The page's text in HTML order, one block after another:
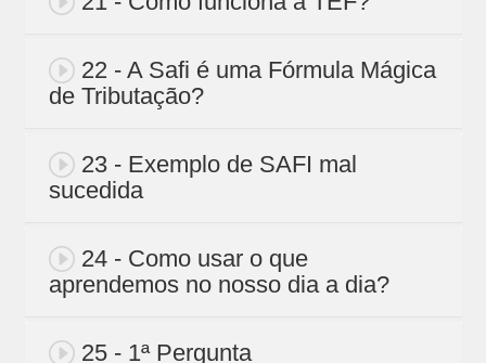
22 - A Safi é uma Fórmula Mágica
de Tributação?
23 - Exemplo de SAFI mal
sucedida
24 - Como usar o que
aprendemos no nosso dia a dia?
25 - 1ª Pergunta